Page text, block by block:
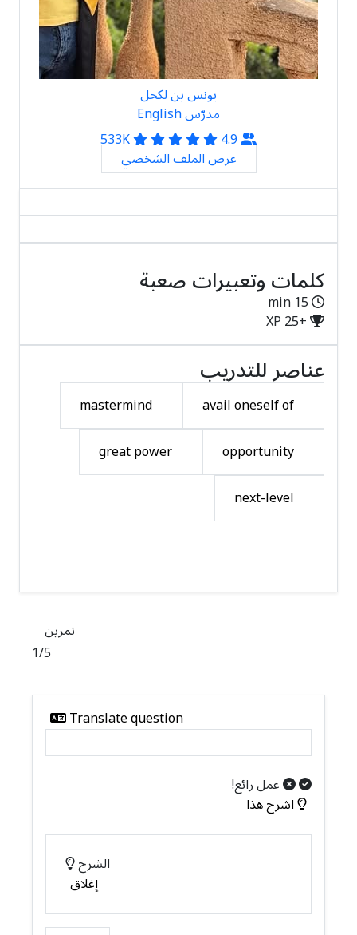
يونس بن لكحل
مدرّس English
533K
4.9
عرض الملف الشخصي
كلمات وتعبيرات صعبة
15 min
+25 XP
عناصر للتدريب
avail oneself of
mastermind
opportunity
great power
next-level
تمرين
1/5
Translate question
عمل رائع!
اشرح هذا
الشرح
إغلاق